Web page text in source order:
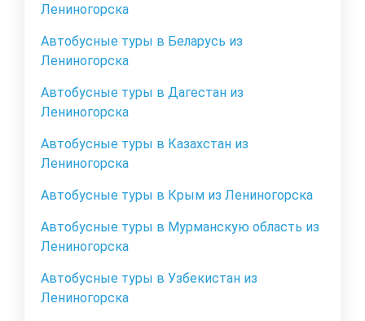
Лениногорска
Автобусные туры в Беларусь из
Лениногорска
Автобусные туры в Дагестан из
Лениногорска
Автобусные туры в Казахстан из
Лениногорска
Автобусные туры в Крым из Лениногорска
Автобусные туры в Мурманскую область из
Лениногорска
Автобусные туры в Узбекистан из
Лениногорска